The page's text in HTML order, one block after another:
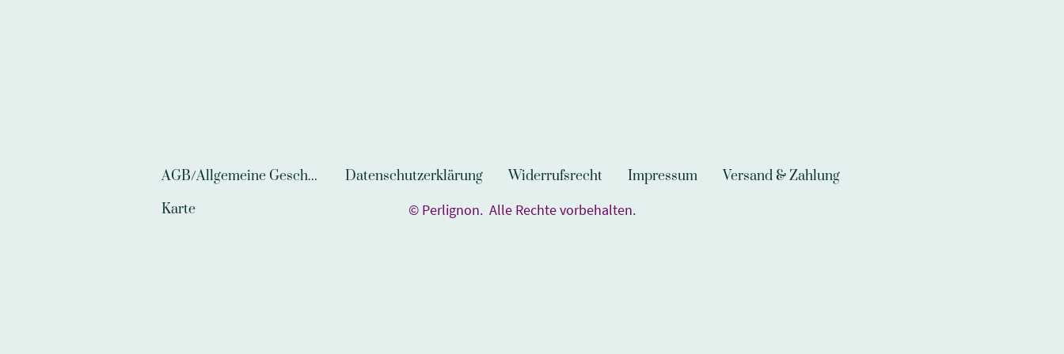
AGB/Allgemeine Geschäftsbedingungen Datenschutzerklärung Widerrufsrecht Impressum
Versand & Zahlung
Karte
© Perlignon. Alle Rechte vorbehalten.